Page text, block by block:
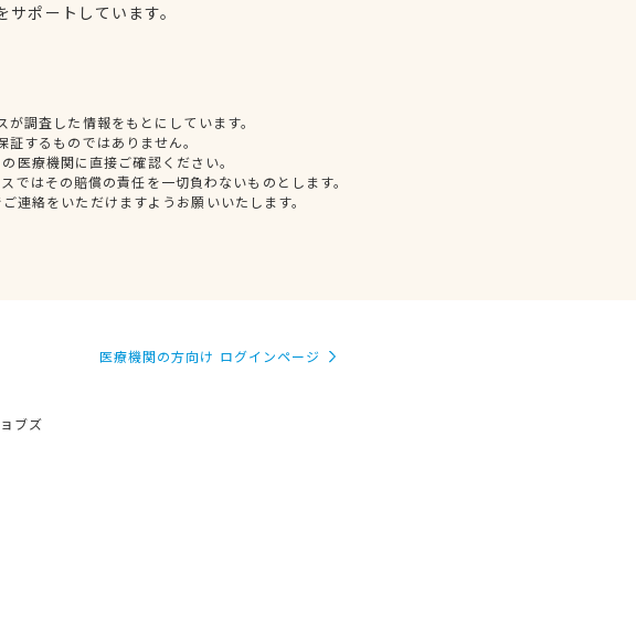
ポートしています。
調査した情報をもとにしています。
するものではありません。
医療機関に直接ご確認ください。
ではその賠償の責任を一切負わないものとします。
連絡をいただけますようお願いいたします。
ブズ
医療機関の方向け ログインページ